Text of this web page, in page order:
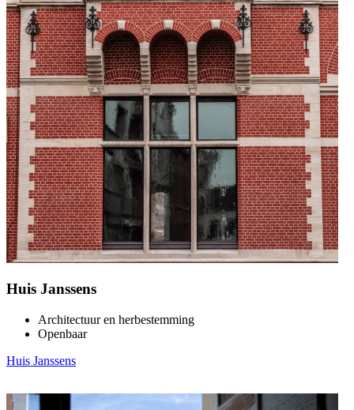
Huis Janssens
Architectuur en herbestemming
Openbaar
Huis Janssens